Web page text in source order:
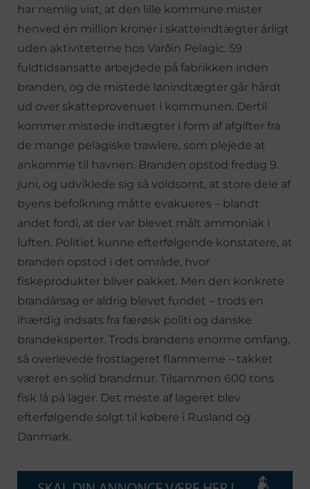
har nemlig vist, at den lille kommune mister
henved én million kroner i skatteindtægter årligt
uden aktiviteterne hos Varðin Pelagic. 59
fuldtidsansatte arbejdede på fabrikken inden
branden, og de mistede lønindtægter går hårdt
ud over skatteprovenuet i kommunen. Dertil
kommer mistede indtægter i form af afgifter fra
de mange pelagiske trawlere, som plejede at
ankomme til havnen. Branden opstod fredag 9.
juni, og udviklede sig så voldsomt, at store dele af
byens befolkning måtte evakueres – blandt
andet fordi, at der var blevet målt ammoniak i
luften. Politiet kunne efterfølgende konstatere, at
branden opstod i det område, hvor
fiskeprodukter bliver pakket. Men den konkrete
brandårsag er aldrig blevet fundet – trods en
ihærdig indsats fra færøsk politi og danske
brandeksperter. Trods brandens enorme omfang,
så overlevede frostlageret flammerne – takket
været en solid brandmur. Tilsammen 600 tons
fisk lå på lager. Det meste af lageret blev
efterfølgende solgt til købere i Rusland og
Danmark.